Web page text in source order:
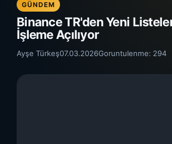
GÜNDEM
Binance TR'den Yeni
İşleme Açılıyor
Ayşe Türkeş07.03.2026Goruntulenme: 294